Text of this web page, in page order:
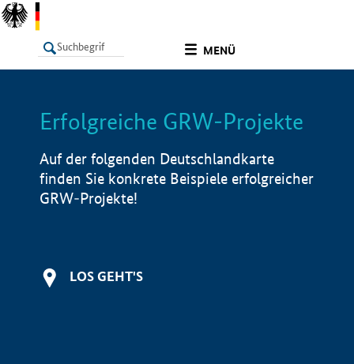
MENÜ
LISTE Info
Erfolgreiche GRW-Projekte
Auf der folgenden Deutschlandkarte
finden Sie konkrete Beispiele erfolgreicher
GRW-Projekte!
LOS GEHT'S